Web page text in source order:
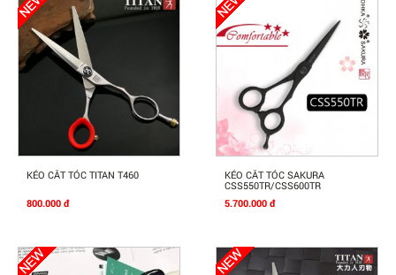
Mua Ngay
KÉO CẮT TÓC TITAN T460
800.000 đ
Mua Ngay
KÉO CẮT TÓC SAKURA
CSS550TR/CSS600TR
5.700.000 đ